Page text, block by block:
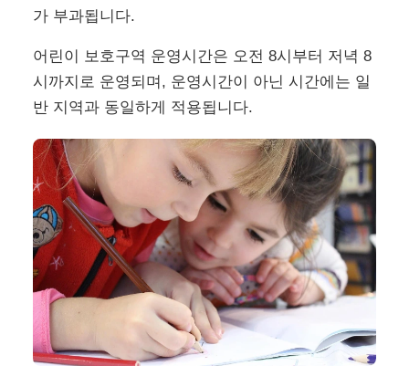
가 부과됩니다.
어린이 보호구역 운영시간은 오전 8시부터 저녁 8
시까지로 운영되며, 운영시간이 아닌 시간에는 일
반 지역과 동일하게 적용됩니다.